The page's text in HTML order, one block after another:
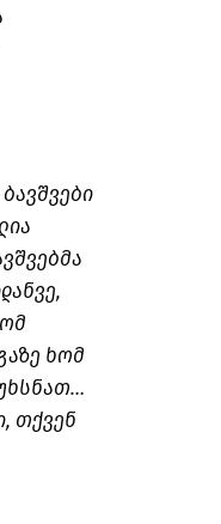
ხომ
თქვენ